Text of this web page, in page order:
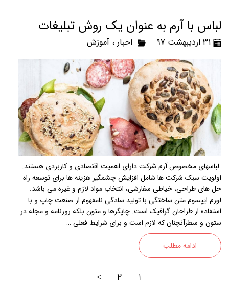
لباس با آرم به عنوان یک روش تبلیغات
۳۱ اردیبهشت ۹۷ اخبار ، آموزش
لباسهای مخصوص آرم شرکت دارای اهمیت اقتصادی و کاربردی هستند.
اولویت سبک شرکت ها شامل افزایش چشمگیر هزینه ها برای توسعه راه
حل های طراحی، خیاطی سفارشی، انتخاب مواد لازم و غیره می باشد.
لورم ایپسوم متن ساختگی با تولید سادگی نامفهوم از صنعت چاپ و با
استفاده از طراحان گرافیک است. چاپگرها و متون بلکه روزنامه و مجله در
ستون و سطرآنچنان که لازم است و برای شرایط فعلی …
ادامه مطلب
۱ ۲ >